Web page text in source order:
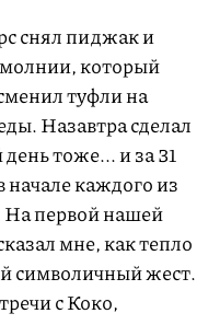
снял пиджак и
который
туфли на
Назавтра сделал
тоже... и за 31
начале каждого из
На первой нашей
мне, как тепло
символичный жест.
с Коко,